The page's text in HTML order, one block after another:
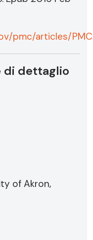
pmc/articles/
di dettaglio
of Akron,